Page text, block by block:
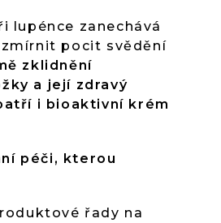
lupénce zanechává
pocit svědění
zklidnění
a její zdravý
i bioaktivní krém
péči, kterou
řady na